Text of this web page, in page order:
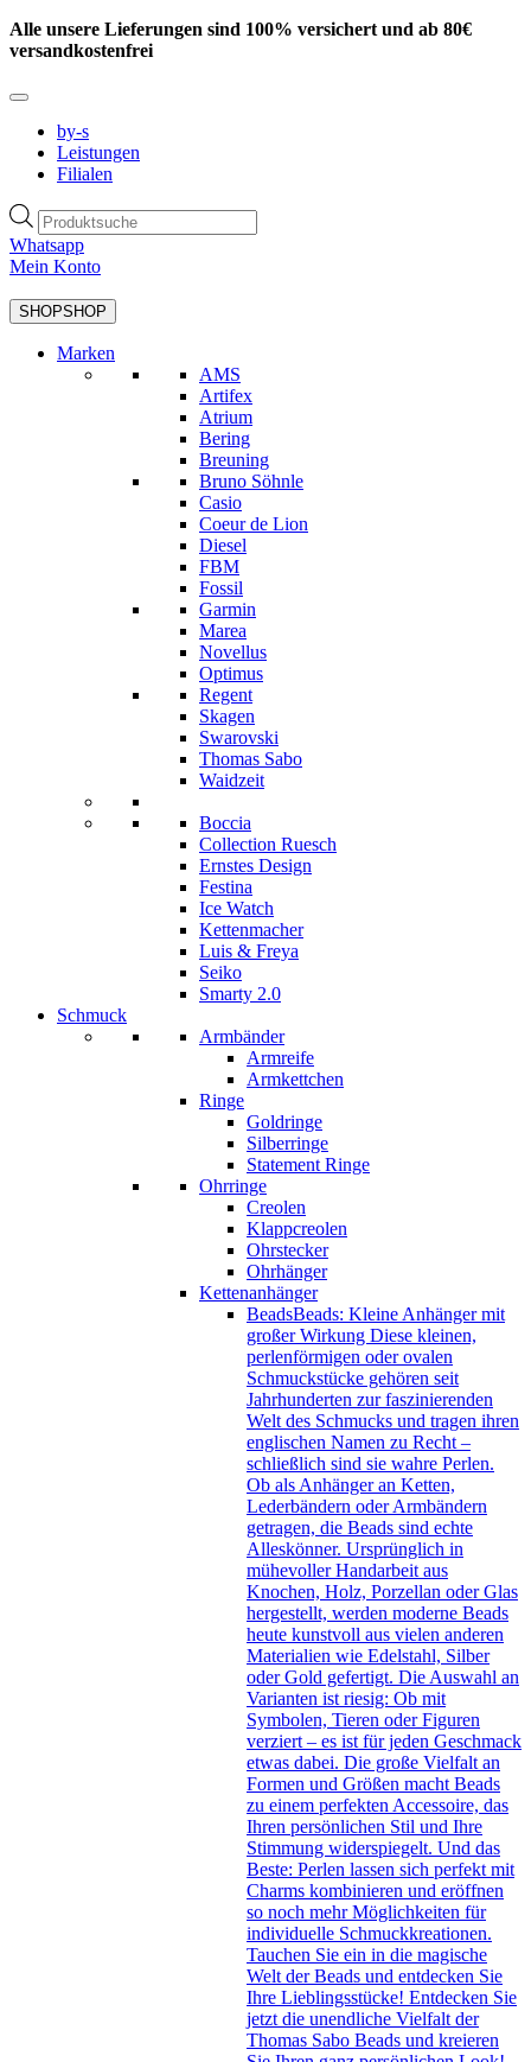
Zum
Inhalt
Alle unsere Lieferungen sind 100% versichert und ab 80€
versandkostenfrei
by-s
Leistungen
Filialen
Products
search
Whatsapp
Mein Konto
SHOPSHOP
Marken
AMS
Artifex
Atrium
Bering
Breuning
Bruno Söhnle
Casio
Coeur de Lion
Diesel
FBM
Fossil
Garmin
Marea
Novellus
Optimus
Regent
Skagen
Swarovski
Thomas Sabo
Waidzeit
Boccia
Collection Ruesch
Ernstes Design
Festina
Ice Watch
Kettenmacher
Luis & Freya
Seiko
Smarty 2.0
Schmuck
Armbänder
Armreife
Armkettchen
Ringe
Goldringe
Silberringe
Statement Ringe
Ohrringe
Creolen
Klappcreolen
Ohrstecker
Ohrhänger
Kettenanhänger
BeadsBeads: Kleine Anhänger mit
großer Wirkung Diese kleinen,
perlenförmigen oder ovalen
Schmuckstücke gehören seit
Jahrhunderten zur faszinierenden
Welt des Schmucks und tragen ihren
englischen Namen zu Recht –
schließlich sind sie wahre Perlen.
Ob als Anhänger an Ketten,
Lederbändern oder Armbändern
getragen, die Beads sind echte
Alleskönner. Ursprünglich in
mühevoller Handarbeit aus
Knochen, Holz, Porzellan oder Glas
hergestellt, werden moderne Beads
heute kunstvoll aus vielen anderen
Materialien wie Edelstahl, Silber
oder Gold gefertigt. Die Auswahl an
Varianten ist riesig: Ob mit
Symbolen, Tieren oder Figuren
verziert – es ist für jeden Geschmack
etwas dabei. Die große Vielfalt an
Formen und Größen macht Beads
zu einem perfekten Accessoire, das
Ihren persönlichen Stil und Ihre
Stimmung widerspiegelt. Und das
Beste: Perlen lassen sich perfekt mit
Charms kombinieren und eröffnen
so noch mehr Möglichkeiten für
individuelle Schmuckkreationen.
Tauchen Sie ein in die magische
Welt der Beads und entdecken Sie
Ihre Lieblingsstücke! Entdecken Sie
jetzt die unendliche Vielfalt der
Thomas Sabo Beads und kreieren